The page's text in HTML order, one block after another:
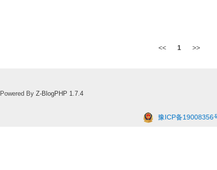
<< 1 >>
Powered By Z-BlogPHP 1.7.4
豫ICP备19008356